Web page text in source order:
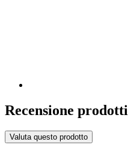
Recensione prodotti
Valuta questo prodotto